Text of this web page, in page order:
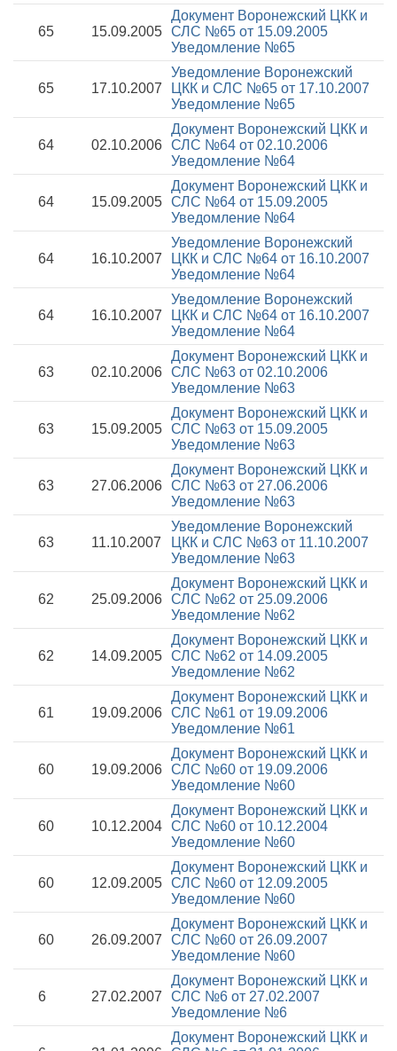
65 15.09.2005
Документ Воронежский ЦКК и
СЛС №65 от 15.09.2005
Уведомление №65
65 17.10.2007
Уведомление Воронежский
ЦКК и СЛС №65 от 17.10.2007
Уведомление №65
64 02.10.2006
Документ Воронежский ЦКК и
СЛС №64 от 02.10.2006
Уведомление №64
64 15.09.2005
Документ Воронежский ЦКК и
СЛС №64 от 15.09.2005
Уведомление №64
64 16.10.2007
Уведомление Воронежский
ЦКК и СЛС №64 от 16.10.2007
Уведомление №64
64 16.10.2007
Уведомление Воронежский
ЦКК и СЛС №64 от 16.10.2007
Уведомление №64
63 02.10.2006
Документ Воронежский ЦКК и
СЛС №63 от 02.10.2006
Уведомление №63
63 15.09.2005
Документ Воронежский ЦКК и
СЛС №63 от 15.09.2005
Уведомление №63
63 27.06.2006
Документ Воронежский ЦКК и
СЛС №63 от 27.06.2006
Уведомление №63
63 11.10.2007
Уведомление Воронежский
ЦКК и СЛС №63 от 11.10.2007
Уведомление №63
62 25.09.2006
Документ Воронежский ЦКК и
СЛС №62 от 25.09.2006
Уведомление №62
62 14.09.2005
Документ Воронежский ЦКК и
СЛС №62 от 14.09.2005
Уведомление №62
61 19.09.2006
Документ Воронежский ЦКК и
СЛС №61 от 19.09.2006
Уведомление №61
60 19.09.2006
Документ Воронежский ЦКК и
СЛС №60 от 19.09.2006
Уведомление №60
60 10.12.2004
Документ Воронежский ЦКК и
СЛС №60 от 10.12.2004
Уведомление №60
60 12.09.2005
Документ Воронежский ЦКК и
СЛС №60 от 12.09.2005
Уведомление №60
60 26.09.2007
Документ Воронежский ЦКК и
СЛС №60 от 26.09.2007
Уведомление №60
6 27.02.2007
Документ Воронежский ЦКК и
СЛС №6 от 27.02.2007
Уведомление №6
Документ Воронежский ЦКК и